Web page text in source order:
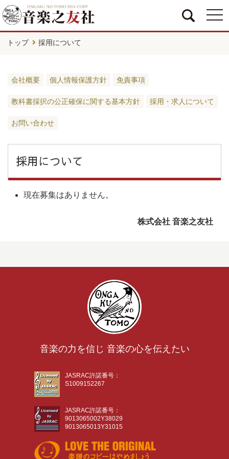
トップ 採用について
会社概要 個人情報保護方針 免責事項
教科書採択の公正確保に関する基本方針 採用・求人について
お問い合わせ
採用について
現在募集はありません。
株式会社 音楽之友社
音楽の力を信じ 音楽の心を伝えたい
JASRAC許諾番号：
S1009152267
JASRAC許諾番号：
9013065002Y38029
9013065013Y31015